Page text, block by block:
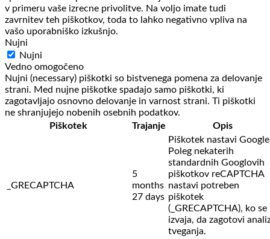
v primeru vaše izrecne privolitve. Na voljo imate tudi
zavrnitev teh piškotkov, toda to lahko negativno vpliva na
vašo uporabniško izkušnjo.
Nujni
Nujni
Vedno omogočeno
Nujni (necessary) piškotki so bistvenega pomena za delovanje
strani. Med nujne piškotke spadajo samo piškotki, ki
zagotavljajo osnovno delovanje in varnost strani. Ti piškotki
ne shranjujejo nobenih osebnih podatkov.
Piškotek
Trajanje Opis
_GRECAPTCHA
5
months
27 days
Piškotek nastavi
Poleg nekaterih
standardnih Googlovih
piškotkov reCAPTCHA
nastavi potreben
piškotek
(_GRECAPTCHA), ko se
izvaja, da zagotovi
tveganja.